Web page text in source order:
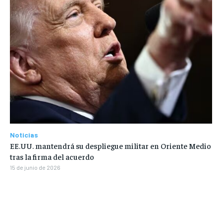
Noticias
EE.UU. mantendrá su despliegue militar en Oriente Medio
tras la firma del acuerdo
15 de junio de 2026